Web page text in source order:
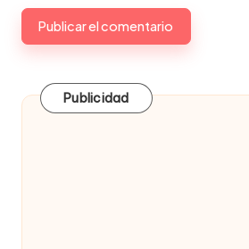
Publicidad